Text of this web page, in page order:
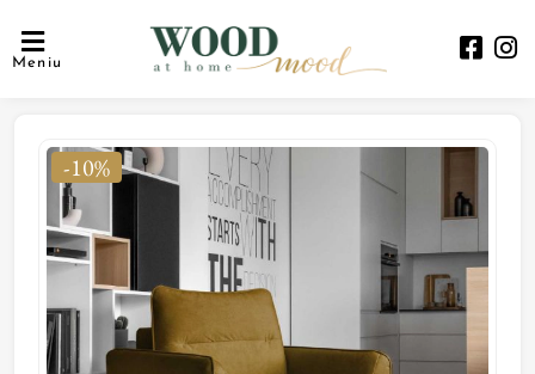
Meniu
-10%